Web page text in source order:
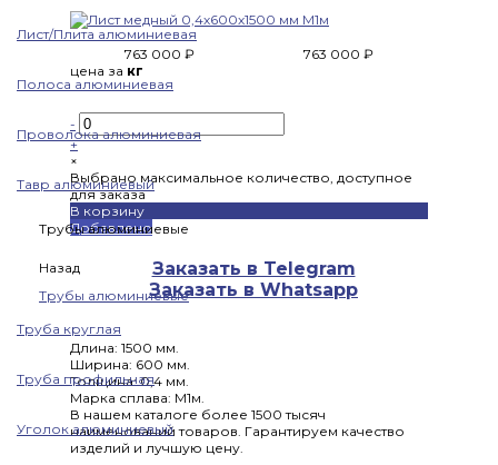
Лист/Плита алюминиевая
Полоса алюминиевая
Проволока алюминиевая
Тавр алюминиевый
Трубы алюминиевые
Назад
Трубы алюминиевые
Труба круглая
Труба профильная
Уголок алюминиевый
763 000 ₽
763 000 ₽
цена за кг
-
+
×
Выбрано максимальное количество, доступное
для заказа
В корзину
Добавлено
Заказать в Telegram
Заказать в Whatsapp
Длина: 1500 мм.
Ширина: 600 мм.
Толщина: 0,4 мм.
Марка сплава: М1м.
В нашем каталоге более 1500 тысяч
наименований товаров. Гарантируем качество
изделий и лучшую цену.